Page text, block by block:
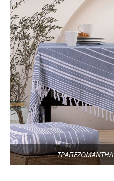
ΤΡΑΠΕΖΟΜΑΝΤΗΛΟ